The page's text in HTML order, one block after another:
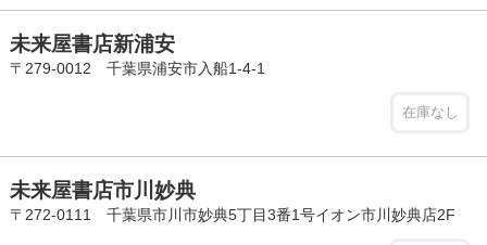
未来屋書店新浦安
〒279-0012 千葉県浦安市入船1-4-1
在庫なし
未来屋書店市川妙典
〒272-0111 千葉県市川市妙典5丁目3番1号イオン市川妙典店2F